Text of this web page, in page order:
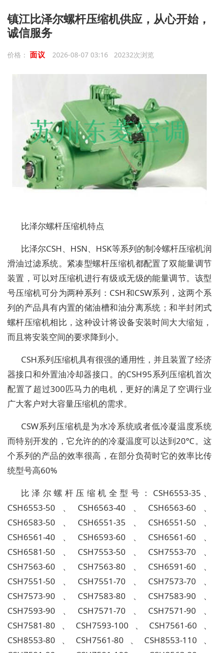
镇江比泽尔螺杆压缩机供应，从心开始，
诚信服务
价格： 面议 2026-08-07 03:16 20232次浏览
比泽尔螺杆压缩机特点
比泽尔CSH、HSN、HSK等系列的制冷螺杆压缩机润
滑油过滤系统。紧凑型螺杆压缩机都配置了双能量调节
装置，可以对压缩机进行有级或无级的能量调节。该型
号压缩机可分为两种系列：CSH和CSW系列，这两个系
列的产品具有内置的储油槽和油分离系统；和半封闭式
螺杆压缩机相比，这种设计将设备安装时间大大缩短，
而且将安装空间的要求降到小。
CSH系列压缩机具有很强的通用性，并且装置了经济
器接口和外置油冷却器接口。的CSH95系列压缩机首次
配置了超过300匹马力的电机，更好的满足了空调行业
广大客户对大容量压缩机的需求。
CSW系列压缩机是为水冷系统或者低冷凝温度系统
而特别开发的，它允许的的冷凝温度可以达到20°C。这
个系列的产品的效率很高，在部分负荷时它的效率比传
统型号高60%
比泽尔螺杆压缩机全型号：CSH6553-35、
CSH6553-50、CSH6563-40、CSH6563-60、
CSH6583-50、CSH6551-35、CSH6551-50、
CSH6561-40、CSH6593-60、CSH6561-60、
CSH6581-50、CSH7553-50、CSH7553-70、
CSH7563-60、CSH7563-80、CSH6591-60、
CSH7551-50、CSH7551-70、CSH7573-70、
CSH7573-90、CSH7583-80、CSH7583-90、
CSH7593-90、CSH7571-70、CSH7571-90、
CSH7581-80、CSH7593-100、CSH7561-60、
CSH8553-80、CSH7561-80、CSH8553-110、